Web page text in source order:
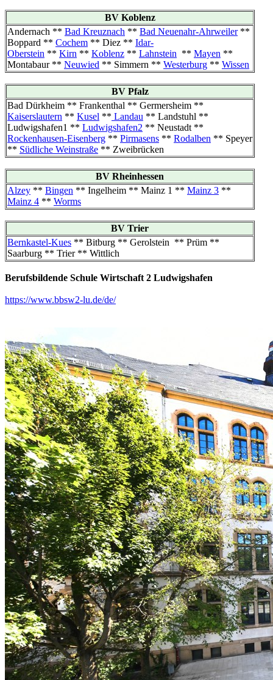
BV Koblenz
Andernach ** Bad Kreuznach ** Bad Neuenahr-Ahrweiler**
Boppard ** Cochem ** Diez ** Idar-
Oberstein ** Kirn ** Koblenz ** Lahnstein ** Mayen **
Montabaur ** Neuwied ** Simmern ** Westerburg ** Wissen
BV Pfalz
Bad Dürkheim ** Frankenthal ** Germersheim **
Kaiserslautern ** Kusel ** Landau ** Landstuhl **
Ludwigshafen1 ** Ludwigshafen2 ** Neustadt **
Rockenhausen-Eisenberg ** Pirmasens ** Rodalben ** Speyer
** Südliche Weinstraße ** Zweibrücken
BV Rheinhessen
Alzey ** Bingen ** Ingelheim ** Mainz 1 ** Mainz 3 **
Mainz 4 ** Worms
BV Trier
Bernkastel-Kues ** Bitburg ** Gerolstein ** Prüm **
Saarburg ** Trier ** Wittlich
Berufsbildende Schule Wirtschaft 2 Ludwigshafen
https://www.bbsw2-lu.de/de/